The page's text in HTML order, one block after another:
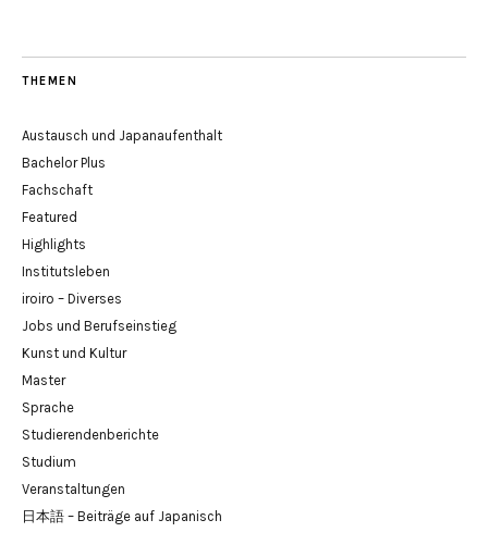
THEMEN
Austausch und Japanaufenthalt
Bachelor Plus
Fachschaft
Featured
Highlights
Institutsleben
iroiro – Diverses
Jobs und Berufseinstieg
Kunst und Kultur
Master
Sprache
Studierendenberichte
Studium
Veranstaltungen
日本語 – Beiträge auf Japanisch